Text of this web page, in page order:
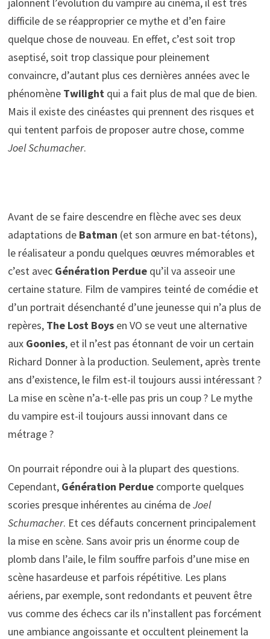
difficile de se réapproprier ce mythe et d’en faire
quelque chose de nouveau. En effet, c’est soit trop
aseptisé, soit trop classique pour pleinement
convaincre, d’autant plus ces dernières années avec le
phénomène Twilightqui a fait plus de mal que de bien.
Mais il existe des cinéastes qui prennent des risques et
qui tentent parfois de proposer autre chose, comme
Joel Schumacher.
Avant de se faire descendre en flèche avec ses deux
adaptations de Batman (et son armure en bat-tétons),
le réalisateur a pondu quelques œuvres mémorables et
c’est avec Génération Perduequ’il va asseoir une
certaine stature. Film de vampires teinté de comédie et
d’un portrait désenchanté d’une jeunesse qui n’a plus de
repères, The Lost Boysen VO se veut une alternative
aux Goonies, et il n’est pas étonnant de voir un certain
Richard Donner à la production. Seulement, après trente
ans d’existence, le film est-il toujours aussi intéressant ?
La mise en scène n’a-t-elle pas pris un coup ? Le mythe
du vampire est-il toujours aussi innovant dans ce
métrage ?
On pourrait répondre oui à la plupart des questions.
Cependant, Génération Perduecomporte quelques
scories presque inhérentes au cinéma deJoel
Schumacher. Et ces défauts concernent principalement
la mise en scène. Sans avoir pris un énorme coup de
plomb dans l’aile, le film souffre parfois d’une mise en
scène hasardeuse et parfois répétitive. Les plans
aériens, par exemple, sont redondants et peuvent être
vus comme des échecs car ils n’installent pas forcément
une ambiance angoissante et occultent pleinement la